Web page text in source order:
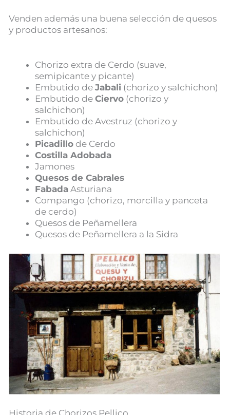
Venden además una buena selección de quesos
y productos artesanos:
Chorizo extra de Cerdo (suave,
semipicante y picante)
Embutido de Jabali (chorizo y salchichon)
Embutido de Ciervo (chorizo y
salchichon)
Embutido de Avestruz (chorizo y
salchichon)
Picadillo de Cerdo
Costilla Adobada
Jamones
Quesos de Cabrales
Fabada Asturiana
Compango (chorizo, morcilla y panceta
de cerdo)
Quesos de Peñamellera
Quesos de Peñamellera a la Sidra
Historia de Chorizos Pellico